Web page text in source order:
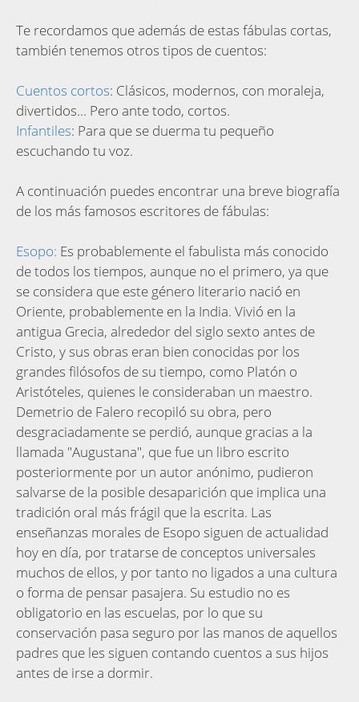
Te recordamos que además de estas fábulas cortas,
también tenemos otros tipos de cuentos:
Cuentos cortos: Clásicos, modernos, con moraleja,
divertidos... Pero ante todo, cortos.
Infantiles: Para que se duerma tu pequeño
escuchando tu voz.
A continuación puedes encontrar una breve biografía
de los más famosos escritores de fábulas:
Esopo: Es probablemente el fabulista más conocido
de todos los tiempos, aunque no el primero, ya que
se considera que este género literario nació en
Oriente, probablemente en la India. Vivió en la
antigua Grecia, alrededor del siglo sexto antes de
Cristo, y sus obras eran bien conocidas por los
grandes filósofos de su tiempo, como Platón o
Aristóteles, quienes le consideraban un maestro.
Demetrio de Falero recopiló su obra, pero
desgraciadamente se perdió, aunque gracias a la
llamada "Augustana", que fue un libro escrito
posteriormente por un autor anónimo, pudieron
salvarse de la posible desaparición que implica una
tradición oral más frágil que la escrita. Las
enseñanzas morales de Esopo siguen de actualidad
hoy en día, por tratarse de conceptos universales
muchos de ellos, y por tanto no ligados a una cultura
o forma de pensar pasajera. Su estudio no es
obligatorio en las escuelas, por lo que su
conservación pasa seguro por las manos de aquellos
padres que les siguen contando cuentos a sus hijos
antes de irse a dormir.